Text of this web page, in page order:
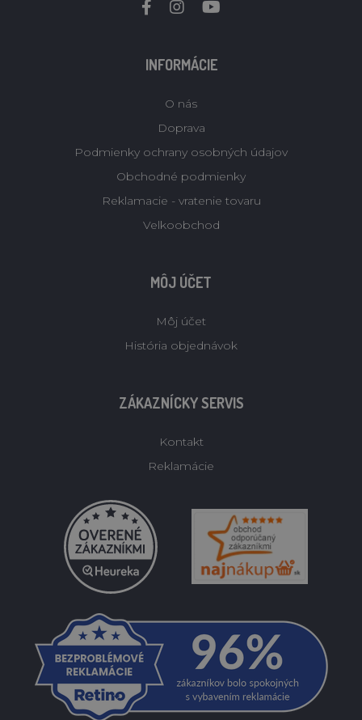
INFORMÁCIE
O nás
Doprava
Podmienky ochrany osobných údajov
Obchodné podmienky
Reklamacie - vratenie tovaru
Velkoobchod
MÔJ ÚČET
Môj účet
História objednávok
ZÁKAZNÍCKY SERVIS
Kontakt
Reklamácie